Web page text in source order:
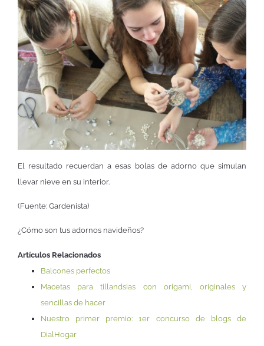
El resultado recuerdan a esas bolas de adorno que simulan
llevar nieve en su interior.
(Fuente: Gardenista)
¿Cómo son tus adornos navideños?
Artículos Relacionados
Balcones perfectos
Macetas para tillandsias con origami, originales y
sencillas de hacer
Nuestro primer premio: 1er concurso de blogs de
DialHogar